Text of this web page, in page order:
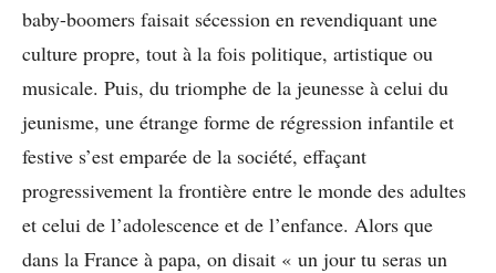
baby-boomers faisait sécession en revendiquant une
culture propre, tout à la fois politique, artistique ou
musicale. Puis, du triomphe de la jeunesse à celui du
jeunisme, une étrange forme de régression infantile et
festive s’est emparée de la société, effaçant
progressivement la frontière entre le monde des adultes
et celui de l’adolescence et de l’enfance. Alors que
dans la France à papa, on disait « un jour tu seras un